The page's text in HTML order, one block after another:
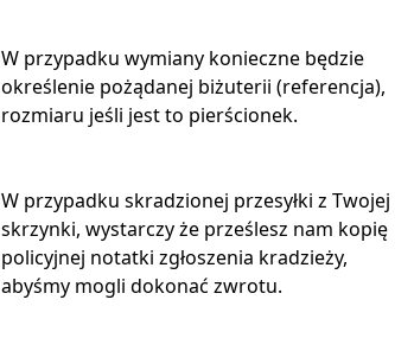
W przypadku wymiany konieczne będzie
określenie pożądanej biżuterii (referencja),
rozmiaru jeśli jest to pierścionek.
W przypadku skradzionej przesyłki z Twojej
skrzynki, wystarczy że prześlesz nam kopię
policyjnej notatki zgłoszenia kradzieży,
abyśmy mogli dokonać zwrotu.